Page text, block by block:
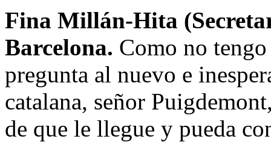
Fina Millán-Hita
Barcelona. Como no
pregunta al nuevo e
catalana, señor
de que le llegue y pueda